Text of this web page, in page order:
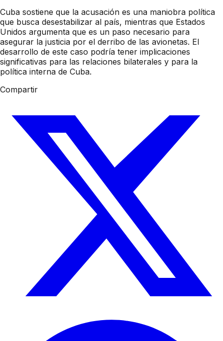
Cuba sostiene que la acusación es una maniobra política
que busca desestabilizar al país, mientras que Estados
Unidos argumenta que es un paso necesario para
asegurar la justicia por el derribo de las avionetas. El
desarrollo de este caso podría tener implicaciones
significativas para las relaciones bilaterales y para la
política interna de Cuba.
Compartir